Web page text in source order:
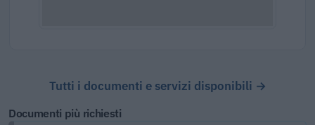
Tutti i documenti e servizi disponibili →
Documenti più richiesti